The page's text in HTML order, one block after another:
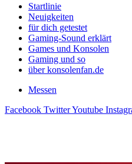
Startlinie
Neuigkeiten
für dich getestet
Gaming-Sound erklärt
Games und Konsolen
Gaming und so
über konsolenfan.de
Messen
Facebook TwitterYoutube